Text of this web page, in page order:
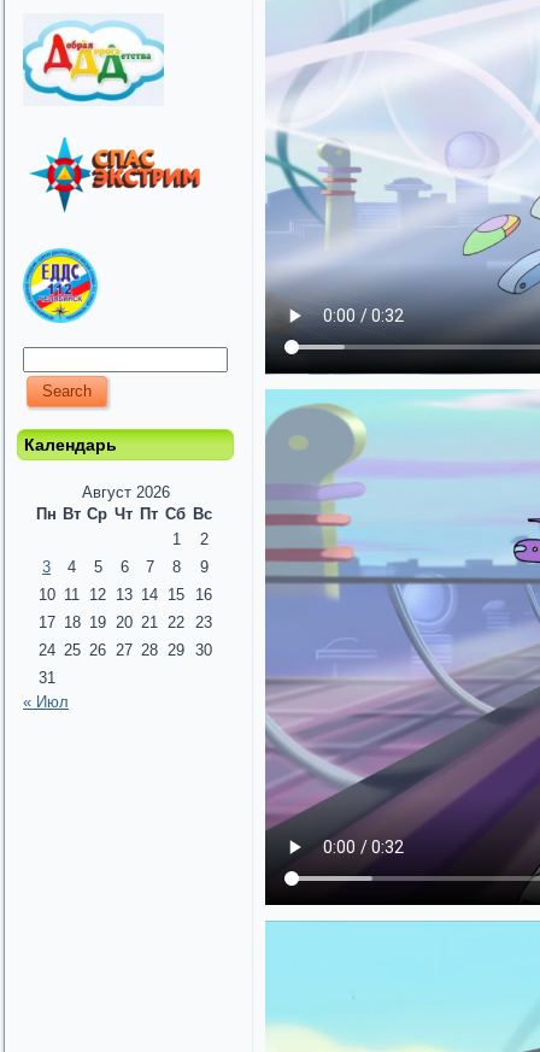
Календарь
Август 2026
Пн Вт Ср Чт Пт Сб Вс
1
2
3
4 5 6 7 8
9
10 11 12 13 14 15
16
17 18 19 20 21 22
23
24 25 26 27 28 29 30
31
« Июл